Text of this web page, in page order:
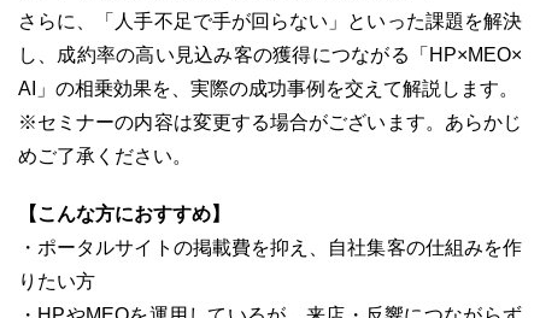
さらに、「人手不足で手が回らない」といった課題を解決
し、成約率の高い見込み客の獲得につながる「HP×MEO×
AI」の相乗効果を、実際の成功事例を交えて解説します。
※セミナーの内容は変更する場合がございます。あらかじ
めご了承ください。
【こんな方におすすめ】
・ポータルサイトの掲載費を抑え、自社集客の仕組みを作
りたい方